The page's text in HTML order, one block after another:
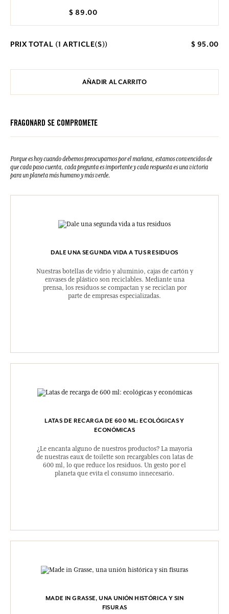
$ 89.00
PRIX TOTAL (1 ARTICLE(S)) $ 95.00
AÑADIR AL CARRITO
FRAGONARD SE COMPROMETE
Porque es hoy cuando debemos preocuparnos por el mañana, estamos convencidos de
que cada paso cuenta, cada pregunta es importante y cada respuesta es una victoria
para un planeta más humano y más verde.
DALE UNA SEGUNDA VIDA A TUS RESIDUOS
Nuestras botellas de vidrio y aluminio, cajas de cartón y
envases de plástico son reciclables. Mediante una
prensa, los residuos se compactan y se reciclan por
parte de empresas especializadas.
LATAS DE RECARGA DE 600 ML: ECOLÓGICAS Y
ECONÓMICAS
¿Le encanta alguno de nuestros productos? La mayoría
de nuestras eaux de toilette son recargables con latas de
600 ml, lo que reduce los residuos. Un gesto por el
planeta que evita el consumo innecesario.
MADE IN GRASSE, UNA UNIÓN HISTÓRICA Y SIN
FISURAS